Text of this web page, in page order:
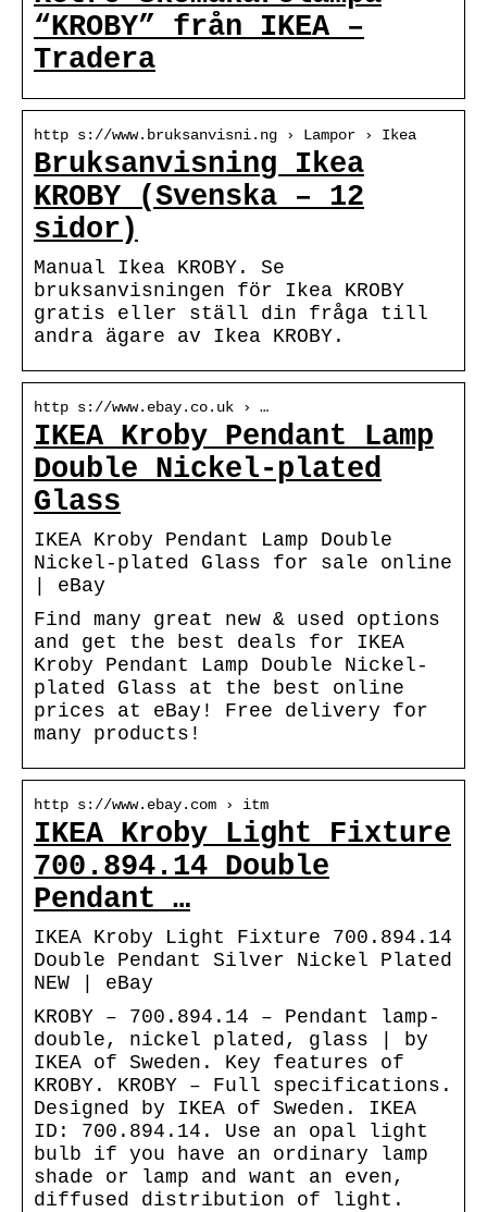
“KROBY” från IKEA –
Tradera
http s://www.bruksanvisni.ng › Lampor › Ikea
Bruksanvisning Ikea
KROBY (Svenska – 12
sidor)
Manual Ikea KROBY. Se
bruksanvisningen för Ikea KROBY
gratis eller ställ din fråga till
andra ägare av Ikea KROBY.
http s://www.ebay.co.uk › …
IKEA Kroby Pendant Lamp
Double Nickel-plated
Glass
IKEA Kroby Pendant Lamp Double
Nickel-plated Glass for sale online
| eBay
Find many great new & used options
and get the best deals for IKEA
Kroby Pendant Lamp Double Nickel-
plated Glass at the best online
prices at eBay! Free delivery for
many products!
http s://www.ebay.com › itm
IKEA Kroby Light Fixture
700.894.14 Double
Pendant …
IKEA Kroby Light Fixture 700.894.14
Double Pendant Silver Nickel Plated
NEW | eBay
KROBY – 700.894.14 – Pendant lamp-
double, nickel plated, glass | by
IKEA of Sweden. Key features of
KROBY. KROBY – Full specifications.
Designed by IKEA of Sweden. IKEA
ID: 700.894.14. Use an opal light
bulb if you have an ordinary lamp
shade or lamp and want an even,
diffused distribution of light.